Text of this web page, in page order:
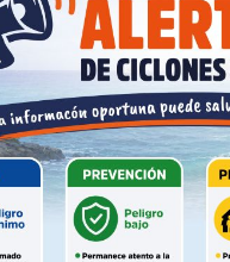
Zelensky, en
un poco sarcástico
tendré éxito”.